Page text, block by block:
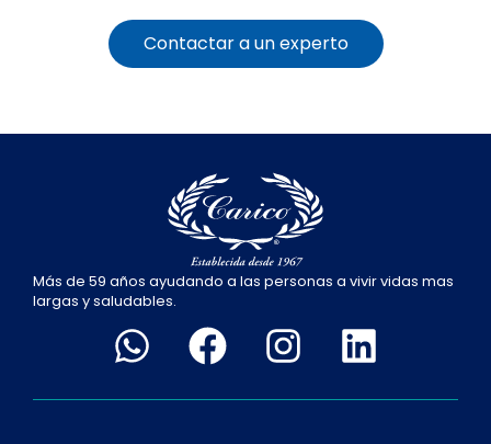
Contactar a un experto
Más de 59 años ayudando a las personas a vivir vidas mas
largas y saludables.